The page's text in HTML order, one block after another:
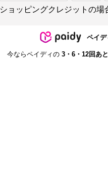
ショッピングクレジットの場
ペイデ
今ならペイディの 3・6・12回あ